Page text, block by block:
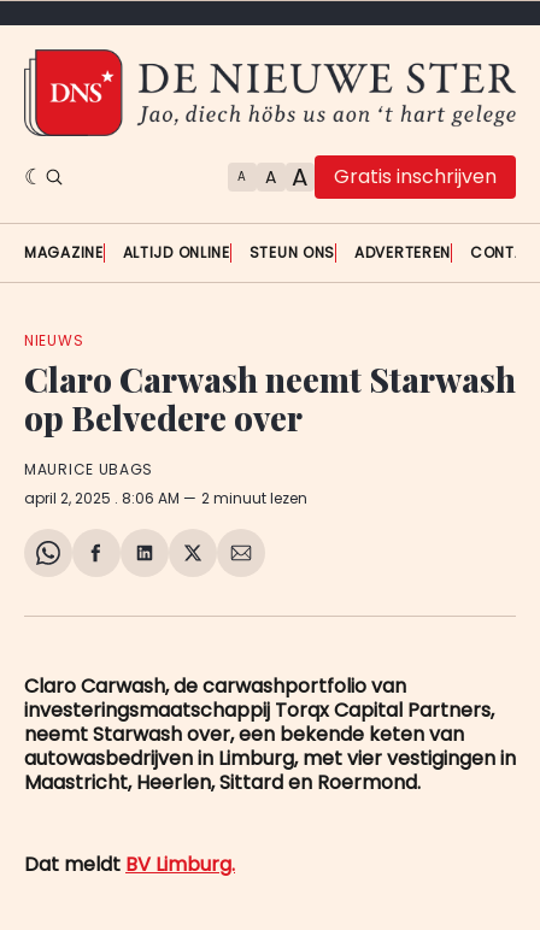
A A A Gratis inschrijven
MAGAZINE ALTIJD ONLINE STEUN ONS ADVERTEREN
NIEUWS
Claro Carwash neemt Starwash
op Belvedere over
MAURICE UBAGS
april 2, 2025 . 8:06 AM 2 minuut lezen
Share
WhatsApp
Delen
Facebook
Delen
LinkedIn
Share
X
Deel
E-
Claro Carwash, de carwashportfolio van
investeringsmaatschappij Torqx Capital Partners,
neemt Starwash over, een bekende keten van
autowasbedrijven in Limburg, met vier vestigingen in
Maastricht, Heerlen, Sittard en Roermond.
Dat meldt BV Limburg.